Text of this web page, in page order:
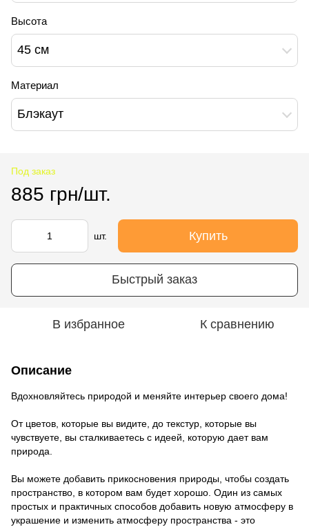
Высота
45 см
Материал
Блэкаут
Под заказ
885 грн/шт.
шт. Купить
Быстрый заказ
В избранное К сравнению
Описание
Вдохновляйтесь природой и меняйте интерьер своего дома!
От цветов, которые вы видите, до текстур, которые вы
чувствуете, вы сталкиваетесь с идеей, которую дает вам
природа.
Вы можете добавить прикосновения природы, чтобы создать
пространство, в котором вам будет хорошо. Один из самых
простых и практичных способов добавить новую атмосферу в
украшение и изменить атмосферу пространства - это